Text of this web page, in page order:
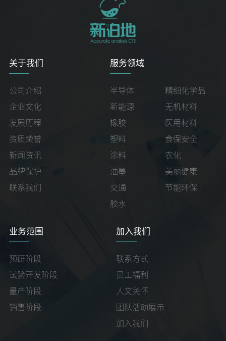
关于我们
公司介绍
企业文化
发展历程
资质荣誉
新闻资讯
品牌保护
联系我们
服务领域
半导体
精细化学品
新能源
无机材料
橡胶
医用材料
塑料
食保安全
涂料
农化
油墨
美丽健康
交通
节能环保
胶水
业务范围
预研阶段
试验开发阶段
量产阶段
销售阶段
加入我们
联系方式
员工福利
人文关怀
团队活动展示
加入我们